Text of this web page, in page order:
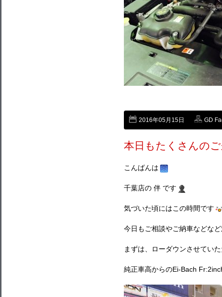
2016年05月15日 GD
本日もたくさんの
こんばんは
千葉店の 伴 です
気づいた頃にはこの時間です
今日もご相談やご納車などな
まずは、ローダウンさせてい
純正車高からのEi-Bach